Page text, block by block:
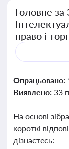
Головне
право і
Опрацьовано:
Виявлено: 33
На основі
короткі
дізнаєтесь: